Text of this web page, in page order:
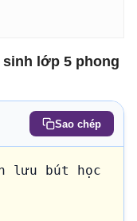
lớp 5 phong
Sao chép
lưu bút học